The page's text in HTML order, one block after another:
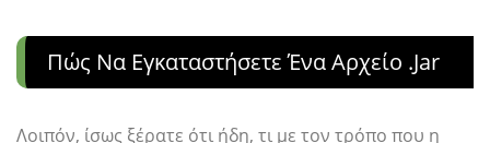
Πώς Να Εγκαταστήσετε Ένα Αρχείο .jar
Λοιπόν, ίσως ξέρατε ότι ήδη, τι με τον τρόπο που η